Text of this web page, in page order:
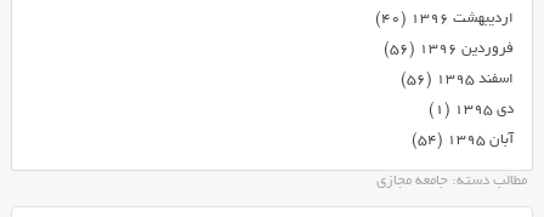
اردیبهشت ۱۳۹۶
(۴۰)
فروردین ۱۳۹۶
(۵۶)
اسفند ۱۳۹۵
(۵۶)
دی ۱۳۹۵
(۱)
آبان ۱۳۹۵
(۵۴)
مطالب دسته: جامعه مجازی